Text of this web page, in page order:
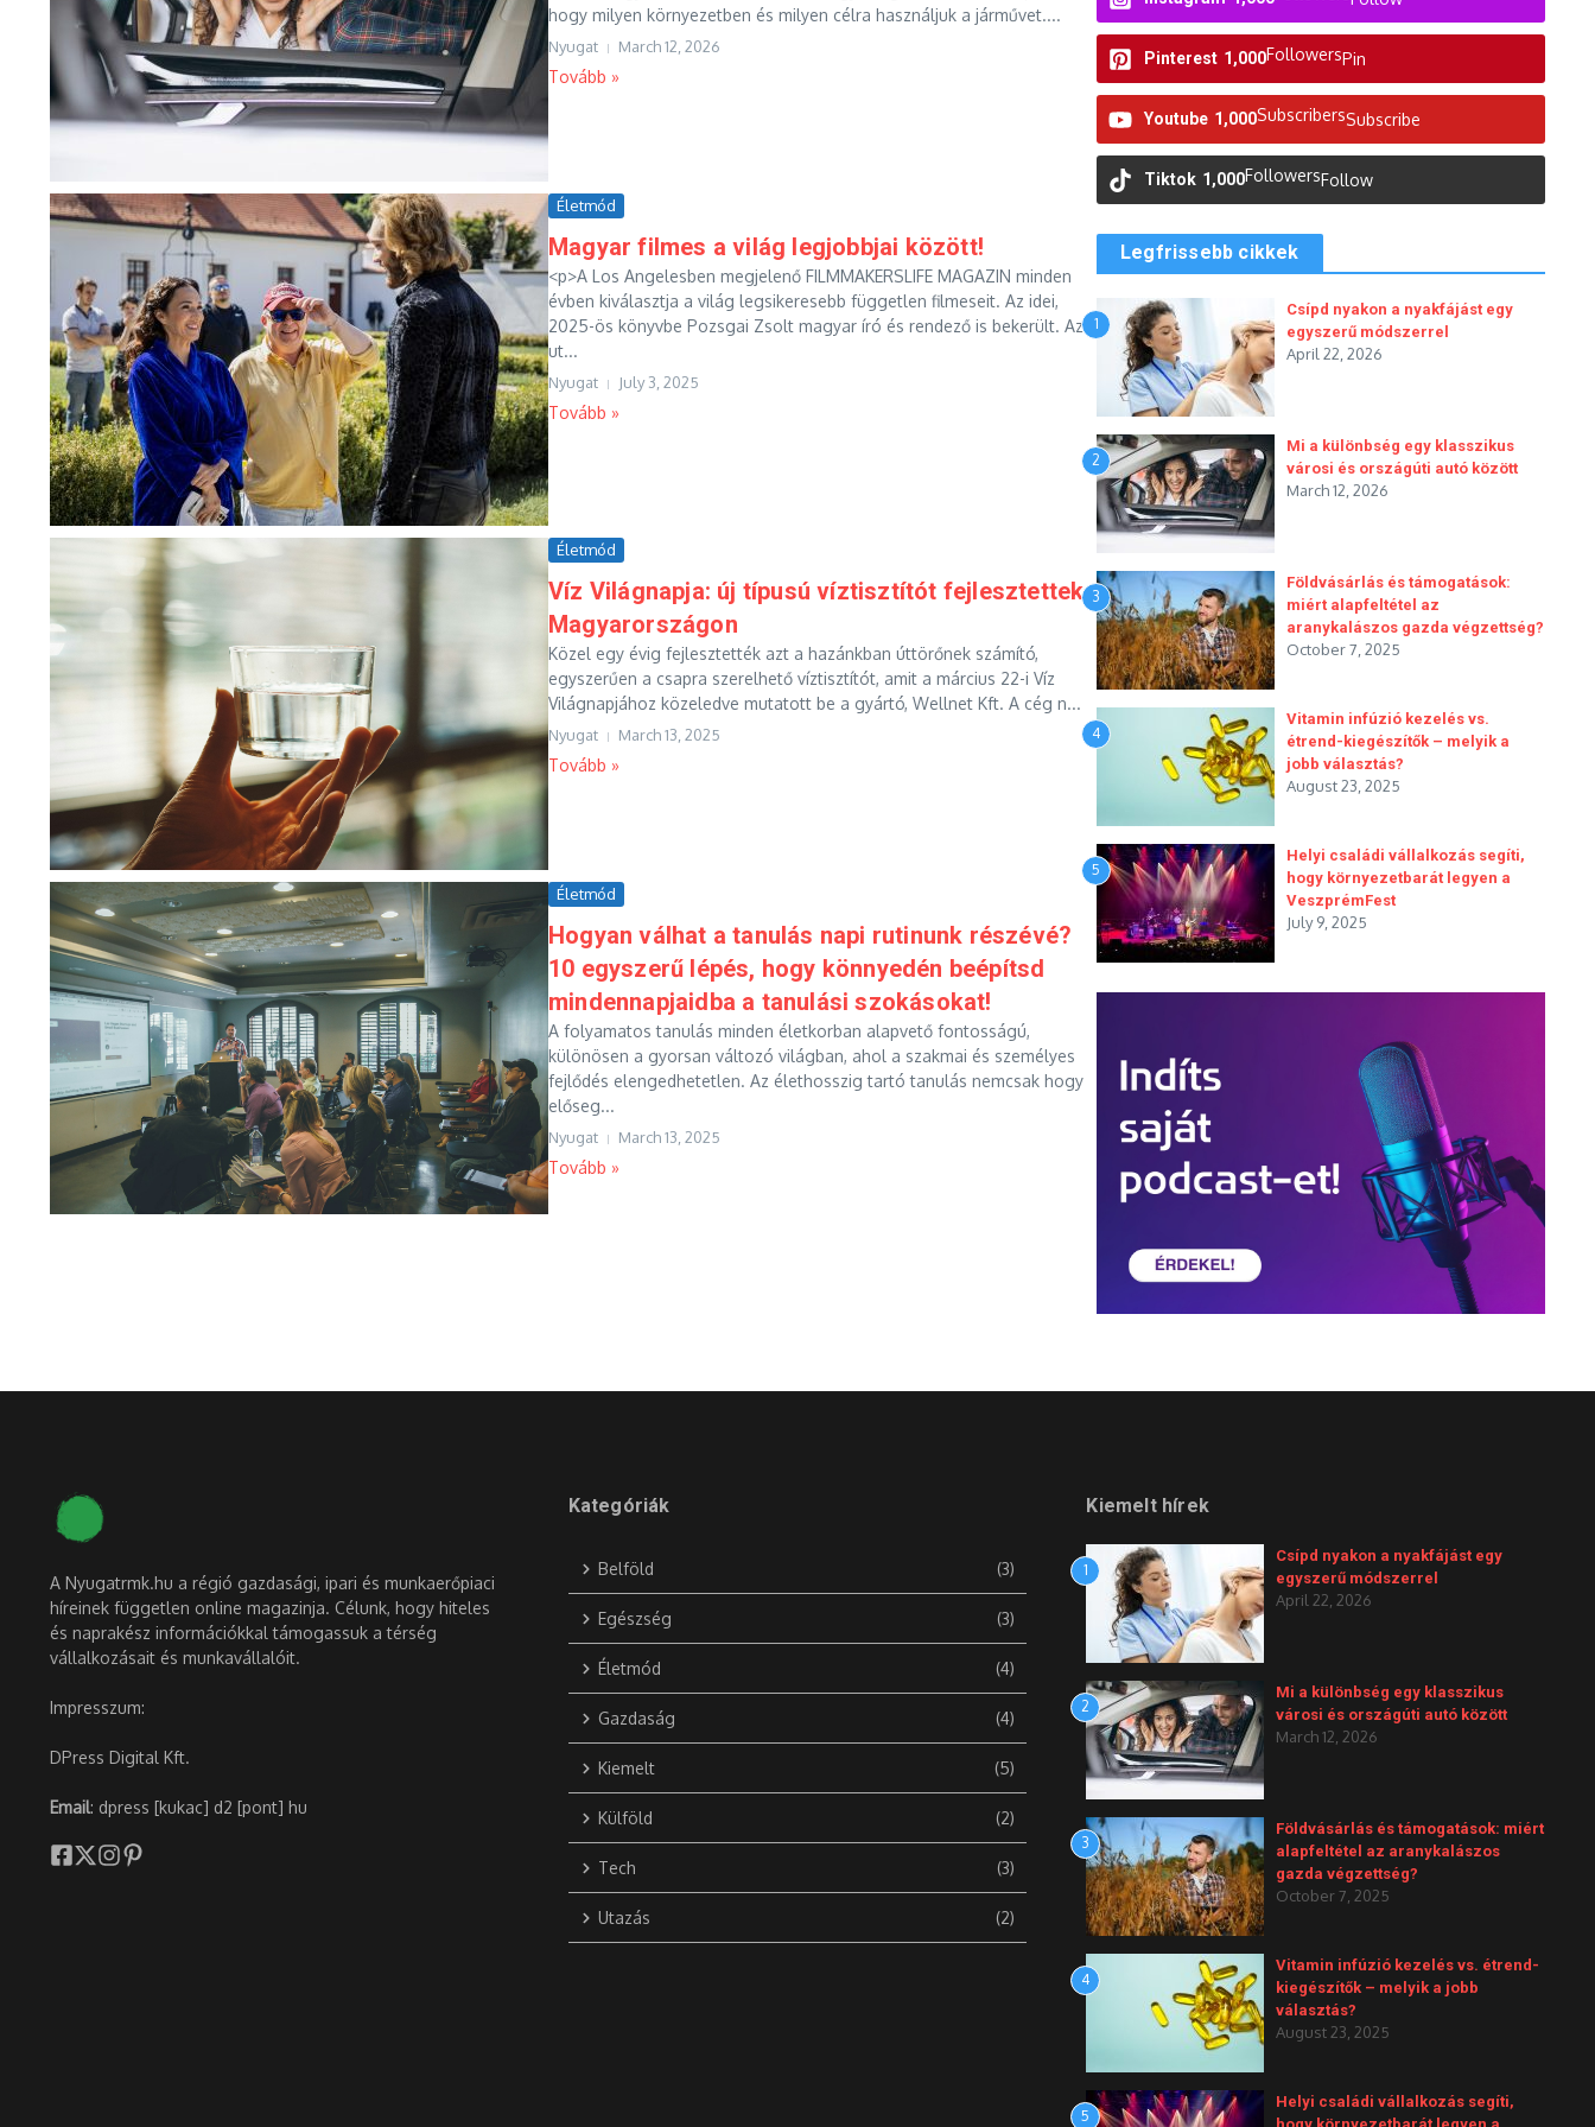
hogy milyen környezetben és milyen célra használjuk a járművet....
Nyugat March 12, 2026
Tovább »
Életmód
Magyar filmes a világ legjobbjai között!
<p>A Los Angelesben megjelenő FILMMAKERSLIFE MAGAZIN minden
évben kiválasztja a világ legsikeresebb független filmeseit. Az idei,
2025-ös könyvbe Pozsgai Zsolt magyar író és rendező is bekerült. Az
ut...
Nyugat July 3, 2025
Tovább »
Életmód
Víz Világnapja: új típusú víztisztítót fejlesztettek
Magyarországon
Közel egy évig fejlesztették azt a hazánkban úttörőnek számító,
egyszerűen a csapra szerelhető víztisztítót, amit a március 22-i Víz
Világnapjához közeledve mutatott be a gyártó,​ Wellnet Kft. A cég n...
Nyugat March 13, 2025
Tovább »
Életmód
Hogyan válhat a tanulás napi rutinunk részévé?
10 egyszerű lépés, hogy könnyedén beépítsd
mindennapjaidba a tanulási szokásokat!
A folyamatos tanulás minden életkorban alapvető fontosságú,
különösen a gyorsan változó világban, ahol a szakmai és személyes
fejlődés elengedhetetlen. Az élethosszig tartó tanulás nemcsak hogy
előseg...
Nyugat March 13, 2025
Tovább »
Pinterest 1,000FollowersPin
Youtube 1,000SubscribersSubscribe
Tiktok 1,000FollowersFollow
Legfrissebb cikkek
1
Csípd nyakon a nyakfájást egy
egyszerű módszerrel
April 22, 2026
2
Mi a különbség egy klasszikus
városi és országúti autó között
March 12, 2026
3
Földvásárlás és támogatások:
miért alapfeltétel az
aranykalászos gazda végzettség?
October 7, 2025
4
Vitamin infúzió kezelés vs.
étrend-kiegészítők – melyik a
jobb választás?
August 23, 2025
5
Helyi családi vállalkozás segíti,
hogy környezetbarát legyen a
VeszprémFest
July 9, 2025
A Nyugatrmk.hu a régió gazdasági, ipari és munkaerőpiaci
híreinek független online magazinja. Célunk, hogy hiteles
és naprakész információkkal támogassuk a térség
vállalkozásait és munkavállalóit.
Impresszum:
DPress Digital Kft.
Email: dpress [kukac] d2 [pont] hu
Kategóriák
Belföld (3)
Egészség (3)
Életmód (4)
Gazdaság (4)
Kiemelt (5)
Külföld (2)
Tech (3)
Utazás (2)
Kiemelt hírek
1
Csípd nyakon a nyakfájást egy
egyszerű módszerrel
April 22, 2026
2
Mi a különbség egy klasszikus
városi és országúti autó között
March 12, 2026
3
Földvásárlás és támogatások: miért
alapfeltétel az aranykalászos
gazda végzettség?
October 7, 2025
4
Vitamin infúzió kezelés vs. étrend-
kiegészítők – melyik a jobb
választás?
August 23, 2025
5
Helyi családi vállalkozás segíti,